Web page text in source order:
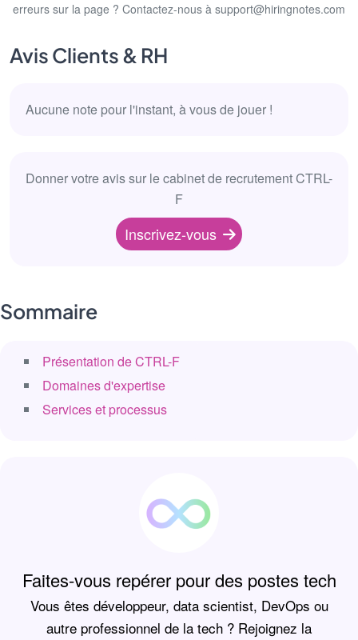
erreurs sur la page ? Contactez-nous à support@hiringnotes.com
Avis Clients & RH
Aucune note pour l'instant, à vous de jouer !
Donner votre avis sur le cabinet de recrutement CTRL-
F
Inscrivez-vous
Sommaire
Présentation de CTRL-F
Domaines d'expertise
Services et processus
Faites-vous repérer pour des postes tech
Vous êtes développeur, data scientist, DevOps ou
autre professionnel de la tech ? Rejoignez la